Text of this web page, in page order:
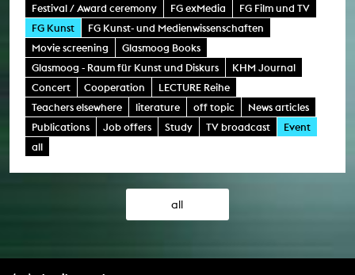
Festival / Award ceremony
FG exMedia
FG Film und TV
FG Kunst
FG Kunst- und Medienwissenschaften
Movie screening
Glasmoog Books
Glasmoog - Raum für Kunst und Diskurs
KHM Journal
Concert
Cooperation
LECTURE Reihe
Teachers elsewhere
literature off topic
News articles
Publications
Job offers Study TV broadcast
Event
all
all